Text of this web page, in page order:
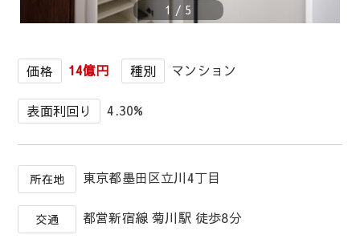
1 / 5
価格 14億円 種別 マンション
表面利回り 4.30%
所在地 東京都墨田区立川4丁目
交通 都営新宿線 菊川駅 徒歩8分